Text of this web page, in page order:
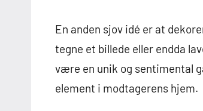
En anden sjov idé er at
tegne et billede eller endda
være en unik og sentimental
element i modtagerens hjem.